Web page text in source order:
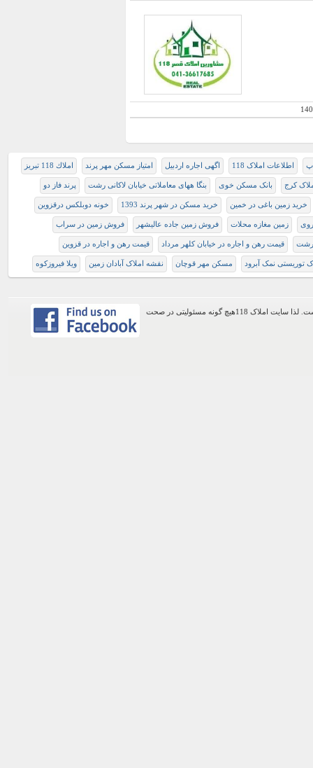
اطلاعات املاک 118 اگهی اجاره اردبیل امتیاز مسکن مهر پرند املاك 118 تبريز
کرج بانک مسکن خوی بنگا ههای معاملاتی خیابان لاکانی رشت پرند فاز دو
خرید زمین باغی در خمین خرید مسکن در شهر پرند 1393 خونه دوبلکس درقزوین
زمین مغازه محلات فروش زمین جاده عالیشهر فروش زمین در سراب
رشت قیمت رهن و اجاره در خیابان کلهر مرداد قیمت رهن و اجاره در قزوین
توریستی نمک آبرود مسکن مهر قوچان نقشه املاک آبادان زمین ویلا فیروزکوه
اطلاعات موجود در این وب سایت از طریق کاربران عمومی سایت ثبت شده است. لذا سایت املاک 118هیچ گونه مسئولیتی در صحت